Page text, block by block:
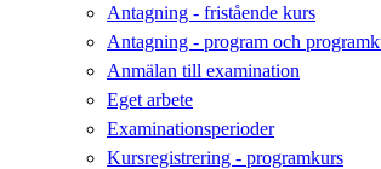
Antagning - fristående kurs
Antagning - program och
Anmälan till examination
Eget arbete
Examinationsperioder
Kursregistrering - programkurs